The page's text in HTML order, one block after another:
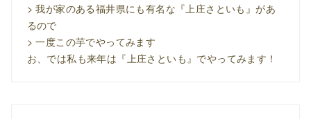
> 我が家のある福井県にも有名な『上庄さといも』があ
るので
> 一度この芋でやってみます
お、では私も来年は『上庄さといも』でやってみます！